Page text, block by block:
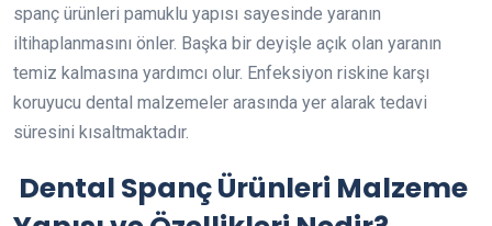
spanç ürünleri pamuklu yapısı sayesinde yaranın
iltihaplanmasını önler. Başka bir deyişle açık olan yaranın
temiz kalmasına yardımcı olur. Enfeksiyon riskine karşı
koruyucu dental malzemeler arasında yer alarak tedavi
süresini kısaltmaktadır.
Dental Spanç Ürünleri Malzeme